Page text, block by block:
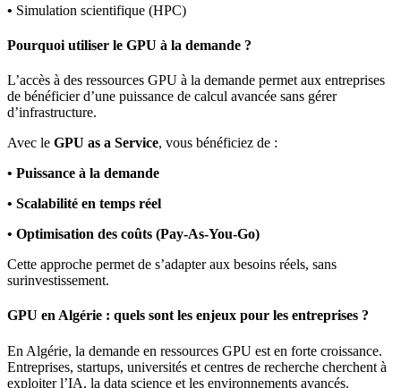
• Simulation scientifique (HPC)
Pourquoi utiliser le GPU à la demande ?
L’accès à des ressources GPU à la demande permet aux entreprises
de bénéficier d’une puissance de calcul avancée sans gérer
d’infrastructure.
Avec le GPU as a Service, vous bénéficiez de :
• Puissance à la demande
• Scalabilité en temps réel
• Optimisation des coûts (Pay-As-You-Go)
Cette approche permet de s’adapter aux besoins réels, sans
surinvestissement.
GPU en Algérie : quels sont les enjeux pour les entreprises ?
En Algérie, la demande en ressources GPU est en forte croissance.
Entreprises, startups, universités et centres de recherche cherchent à
exploiter l’IA, la data science et les environnements avancés.